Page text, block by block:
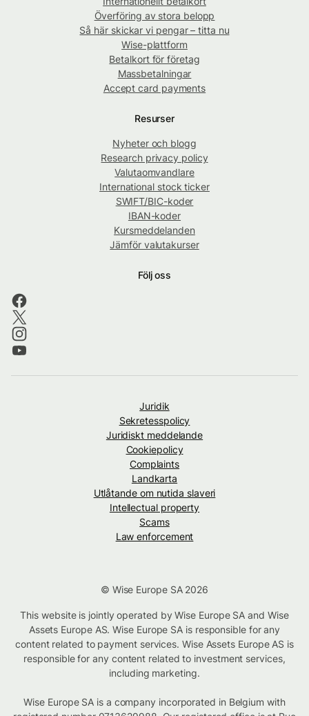
Överföring av stora belopp
Så här skickar vi pengar – titta nu
Wise-plattform
Betalkort för företag
Massbetalningar
Accept card payments
Resurser
Nyheter och blogg
Research privacy policy
Valutaomvandlare
International stock ticker
SWIFT/BIC-koder
IBAN-koder
Kursmeddelanden
Jämför valutakurser
Följ oss
Juridik
Sekretesspolicy
Juridiskt meddelande
Cookiepolicy
Complaints
Landkarta
Utlåtande om nutida slaveri
Intellectual property
Scams
Law enforcement
© Wise Europe SA 2026
This website is jointly operated by Wise Europe SA and Wise
Assets Europe AS. Wise Europe SA is responsible for any
content related to payment services. Wise Assets Europe AS is
responsible for any content related to investment services,
including marketing.
Wise Europe SA is a company incorporated in Belgium with